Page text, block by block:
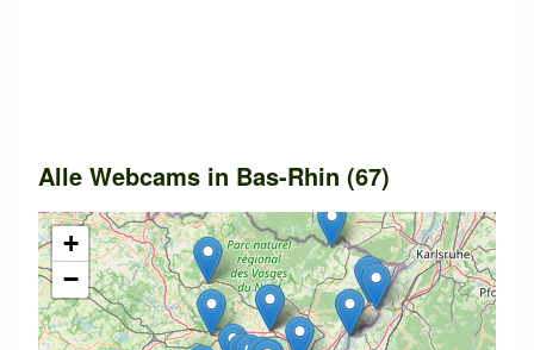
Alle Webcams in Bas-Rhin (67)
+
−